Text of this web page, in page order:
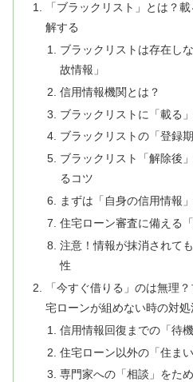
「ブラックリスト」とは？
解する
ブラックリストは存在し
故情報」
信用情報機関とは？
ブラックリストに「載る
ブラックリストの「登録
ブラックリスト「解除後
るコツ
まずは「自身の信用情報
住宅ローン審査に備える「
注意！情報が抹消されて
性
「今すぐ借りる」のは無理
宅ローンが組めない時の対処
信用情報回復までの「待
住宅ローン以外の「住ま
専門家への「相談」をた